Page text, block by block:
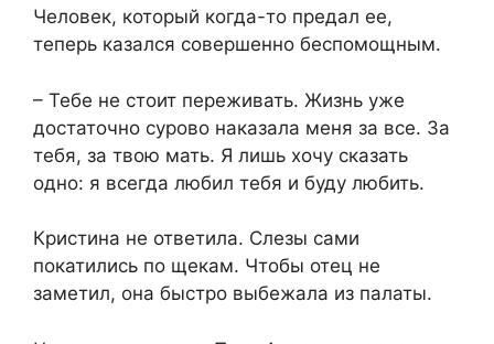
Человек, который когда-то предал ее,
теперь казался совершенно беспомощным.
– Тебе не стоит переживать. Жизнь уже
достаточно сурово наказала меня за все. За
тебя, за твою мать. Я лишь хочу сказать
одно: я всегда любил тебя и буду любить.
Кристина не ответила. Слезы сами
покатились по щекам. Чтобы отец не
заметил, она быстро выбежала из палаты.